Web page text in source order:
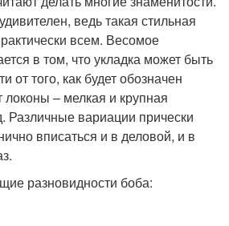
ведь такая стильная
всем. Весомое
в том, что укладка может быть
от того, как будет обозначен
локоны – мелкая и крупная
Различные вариации прически
вписаться и в деловой, и в
разновидности боба: